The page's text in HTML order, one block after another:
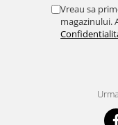
Vreau sa
magazinului.